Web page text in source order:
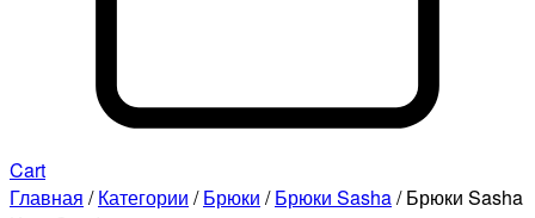
Cart
Главная /Категории /Брюки /Брюки Sasha/ Брюки Sasha